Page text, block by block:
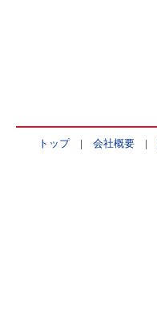
トップ| 会社概要|